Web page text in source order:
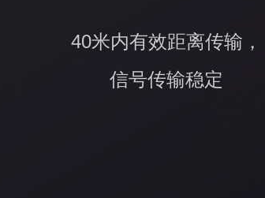
40米内有效距离传输，
信号传输稳定